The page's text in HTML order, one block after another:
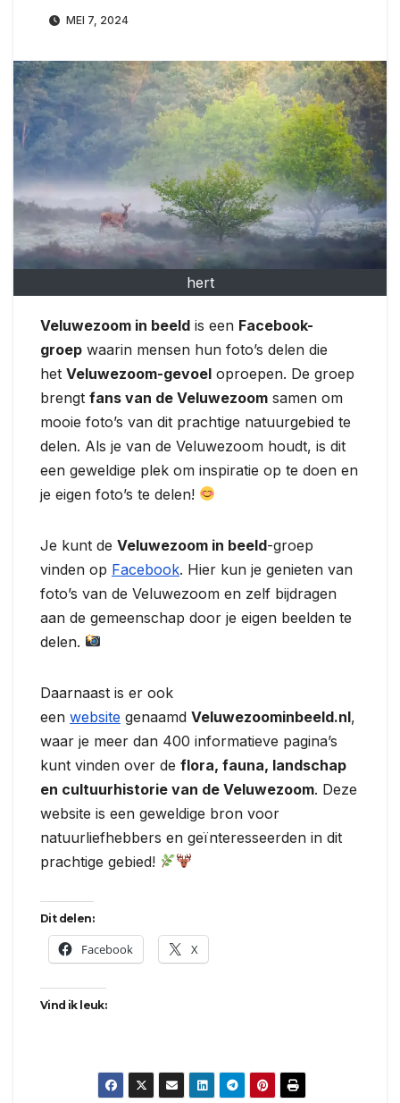
MEI 7, 2024
hert
Veluwezoom in beeld is een Facebook-
groep waarin mensen hun foto’s delen die
het Veluwezoom-gevoel oproepen. De groep
brengt fans van de Veluwezoom samen om
mooie foto’s van dit prachtige natuurgebied te
delen. Als je van de Veluwezoom houdt, is dit
een geweldige plek om inspiratie op te doen en
je eigen foto’s te delen!
Je kunt de Veluwezoom in beeld-groep
vinden op Facebook. Hier kun je genieten van
foto’s van de Veluwezoom en zelf bijdragen
aan de gemeenschap door je eigen beelden te
delen.
Daarnaast is er ook
een website genaamd Veluwezoominbeeld.nl,
waar je meer dan 400 informatieve pagina’s
kunt vinden over de flora, fauna, landschap
en cultuurhistorie van de Veluwezoom. Deze
website is een geweldige bron voor
natuurliefhebbers en geïnteresseerden in dit
prachtige gebied!
Dit delen:
Facebook X
Vind ik leuk: